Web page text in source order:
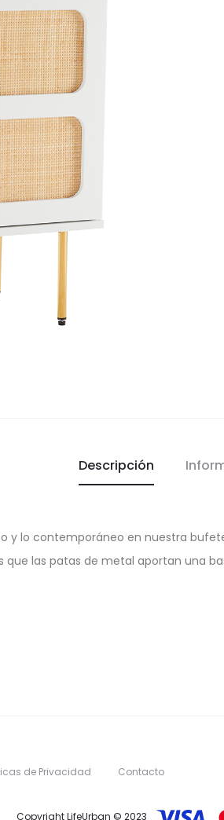
Descripción
y lo contemporáneo en nuestra
que las patas de metal aportan una
de Privacidad Contacto
Copyright LifeUrban © 2023